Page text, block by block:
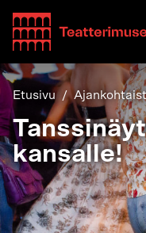
Etusivu
kansalle!